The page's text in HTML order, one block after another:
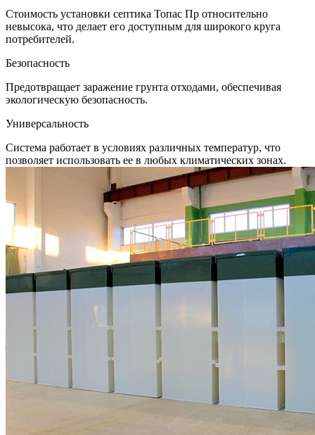
Стоимость установки септика Топас Пр относительно
невысока, что делает его доступным для широкого круга
потребителей.
Безопасность
Предотвращает заражение грунта отходами, обеспечивая
экологическую безопасность.
Универсальность
Система работает в условиях различных температур, что
позволяет использовать ее в любых климатических зонах.